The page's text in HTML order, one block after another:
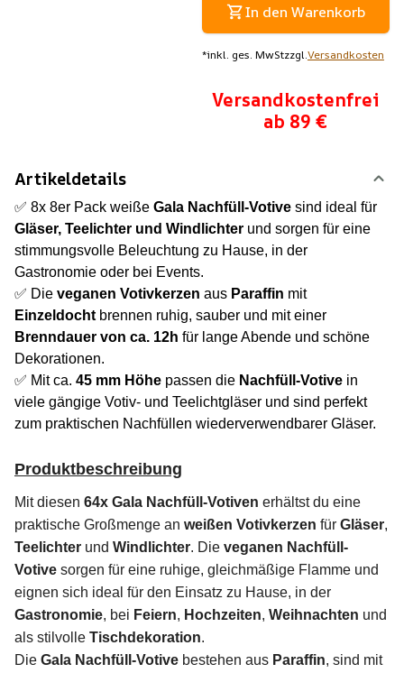
In den Warenkorb
*inkl. ges. MwStzzgl.Versandkosten
Versandkostenfrei
ab 89 €
Artikeldetails
✅ 8x 8er Pack weiße Gala Nachfüll-Votive sind ideal für
Gläser, Teelichter und Windlichter und sorgen für eine
stimmungsvolle Beleuchtung zu Hause, in der
Gastronomie oder bei Events.
✅ Die veganen Votivkerzen aus Paraffin mit
Einzeldocht brennen ruhig, sauber und mit einer
Brenndauer von ca. 12h für lange Abende und schöne
Dekorationen.
✅ Mit ca. 45 mm Höhe passen die Nachfüll-Votive in
viele gängige Votiv- und Teelichtgläser und sind perfekt
zum praktischen Nachfüllen wiederverwendbarer Gläser.
Produktbeschreibung
Mit diesen 64x Gala Nachfüll-Votiven erhältst du eine
praktische Großmenge an weißen Votivkerzen für Gläser,
Teelichter und Windlichter. Die veganen Nachfüll-
Votive sorgen für eine ruhige, gleichmäßige Flamme und
eignen sich ideal für den Einsatz zu Hause, in der
Gastronomie, bei Feiern, Hochzeiten, Weihnachten und
als stilvolle Tischdekoration.
Die Gala Nachfüll-Votive bestehen aus Paraffin, sind mit